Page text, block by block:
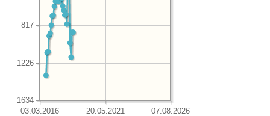
03.03.2016 20.05.2021 07.08.2026
1634
1226
817